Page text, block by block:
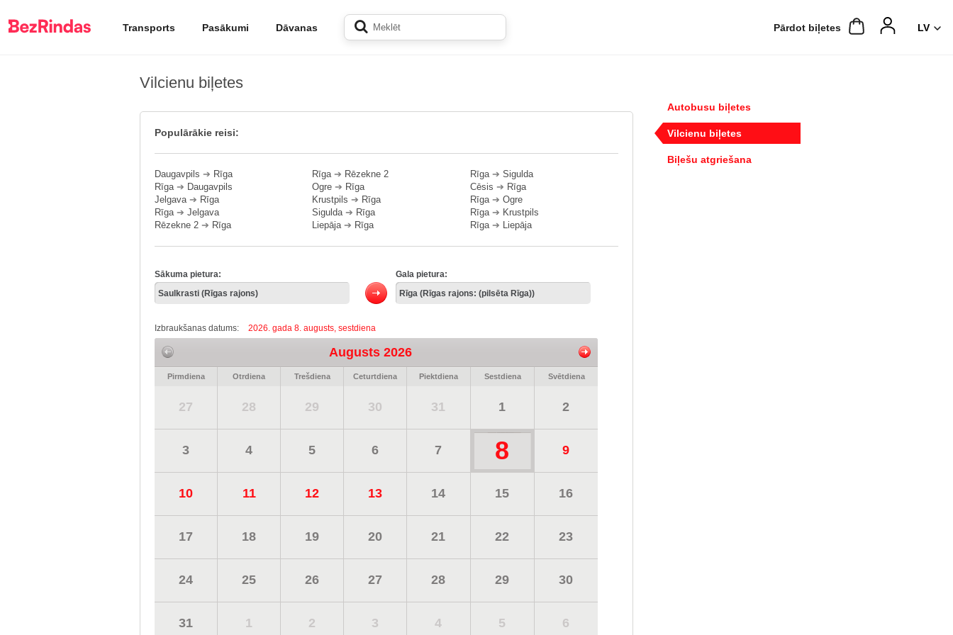
Transports Pasākumi Dāvanas Pārdot biļetes
Vilcienu biļetes
Populārākie reisi:
Daugavpils ➔ Rīga
Rīga➔ Daugavpils
Jelgava➔ Rīga
Rīga➔ Jelgava
Rēzekne 2 ➔ Rīga
Rīga➔ Rēzekne 2
Ogre ➔ Rīga
Krustpils ➔ Rīga
Sigulda➔ Rīga
Liepāja➔ Rīga
Rīga➔ Sigulda
Cēsis ➔ Rīga
Rīga➔ Ogre
Rīga➔ Krustpils
Rīga➔ Liepāja
Sākuma pietura: Gala pietura:
Izbraukšanas datums: 2026. gada 8. augusts, sestdiena
Augusts 2026
Pirmdiena Otrdiena Trešdiena Ceturtdiena Piektdiena Sestdiena Svētdiena
27 28 29 30 31 1 2
3 4 5 6 7 8 9
10 11 12 13 14 15 16
17 18 19 20 21 22 23
24 25 26 27 28 29 30
31 1 2 3 4 5 6
Autobusu biļetes
Vilcienu biļetes
Biļešu atgriešana